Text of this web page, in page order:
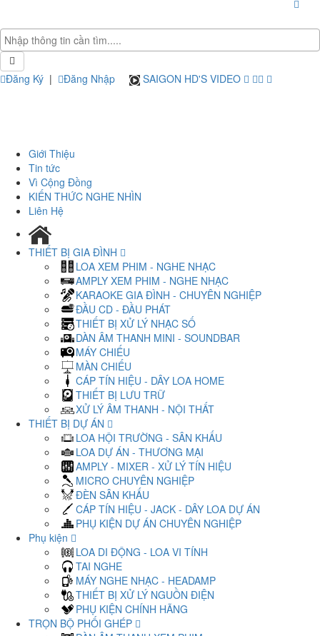
Đăng Ký | Đăng Nhập SAIGON HD'S VIDEO
Giới Thiệu
Tin tức
Vì Cộng Đồng
KIẾN THỨC NGHE NHÌN
Liên Hệ
THIẾT BỊ GIA ĐÌNH
LOA XEM PHIM - NGHE NHẠC
AMPLY XEM PHIM - NGHE NHẠC
KARAOKE GIA ĐÌNH - CHUYÊN NGHIỆP
ĐẦU CD - ĐẦU PHÁT
THIẾT BỊ XỬ LÝ NHẠC SỐ
DÀN ÂM THANH MINI - SOUNDBAR
MÁY CHIẾU
MÀN CHIẾU
CÁP TÍN HIỆU - DÂY LOA HOME
THIẾT BỊ LƯU TRỮ
XỬ LÝ ÂM THANH - NỘI THẤT
THIẾT BỊ DỰ ÁN
LOA HỘI TRƯỜNG - SÂN KHẤU
LOA DỰ ÁN - THƯƠNG MẠI
AMPLY - MIXER - XỬ LÝ TÍN HIỆU
MICRO CHUYÊN NGHIỆP
ĐÈN SÂN KHẤU
CÁP TÍN HIỆU - JACK - DÂY LOA DỰ ÁN
PHỤ KIỆN DỰ ÁN CHUYÊN NGHIỆP
Phụ kiện
LOA DI ĐỘNG - LOA VI TÍNH
TAI NGHE
MÁY NGHE NHẠC - HEADAMP
THIẾT BỊ XỬ LÝ NGUỒN ĐIỆN
PHỤ KIỆN CHÍNH HÃNG
TRỌN BỘ PHỐI GHÉP